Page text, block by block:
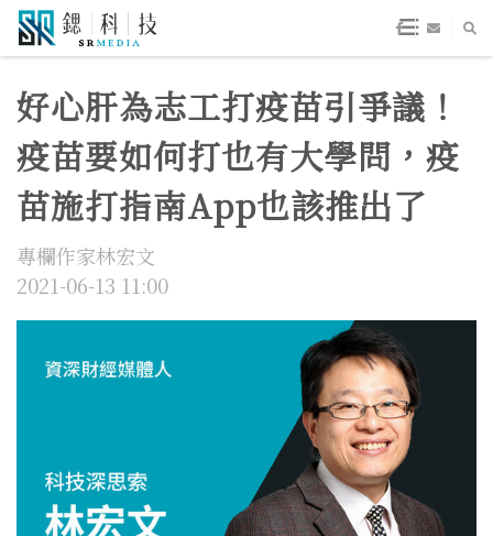
好心肝為志工打疫苗引爭議！
疫苗要如何打也有大學問，疫
苗施打指南App也該推出了
專欄作家林宏文
2021-06-13 11:00